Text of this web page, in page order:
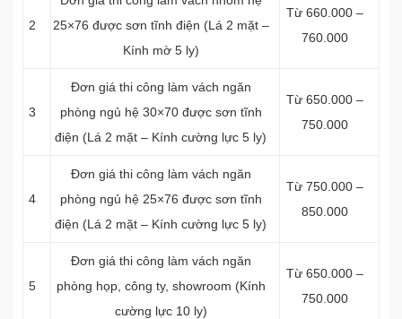
2
25×76 được sơn tĩnh điện (Lá 2 mặt –
Kính mờ 5 ly)
Từ 660.000 –
760.000
3
Đơn giá thi công làm vách ngăn
phòng ngủ hệ 30×70 được sơn tĩnh
điện (Lá 2 mặt – Kính cường lực 5 ly)
Từ 650.000 –
750.000
4
Đơn giá thi công làm vách ngăn
phòng ngủ hệ 25×76 được sơn tĩnh
điện (Lá 2 mặt – Kính cường lực 5 ly)
Từ 750.000 –
850.000
5
Đơn giá thi công làm vách ngăn
phòng họp, công ty, showroom (Kính
cường lực 10 ly)
Từ 650.000 –
750.000